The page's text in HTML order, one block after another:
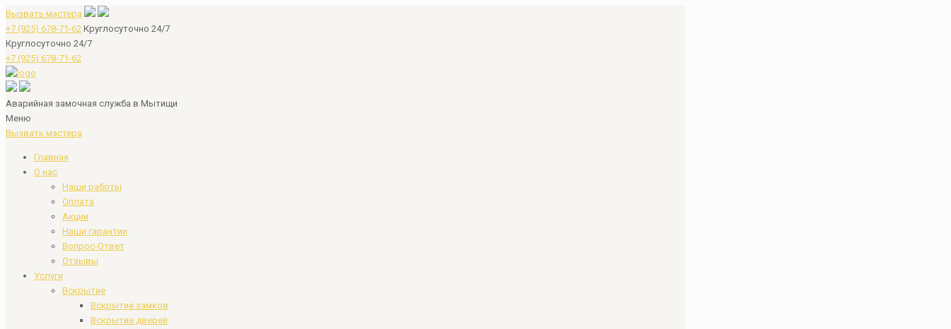
Вызвать мастера
+7 (925) 678-71-62 Круглосуточно 24/7
Круглосуточно 24/7
+7 (925) 678-71-62
Аварийная замочная служба в Мытищи
Меню
Вызвать мастера
Главная
О нас
Наши работы
Оплата
Акции
Наши гарантии
Вопрос-Ответ
Отзывы
Услуги
Вскрытие
Вскрытие замков
Вскрытие дверей